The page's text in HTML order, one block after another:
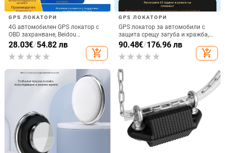
GPS ЛОКАТОРИ
4G автомобилен GPS локатор с
OBD захранване, Beidou
позициониране, Model D9,
антикрадешки тракер с аларми
за вибрация, загуба на
скорост
28.03€/54.82 лв
add_shopping_cart
GPS ЛОКАТОРИ
GPS локатор за автомобили с
защита срещу загуба и кражба,
проследяващо и записващо
устройство
90.48€/176.96 лв
add_shopping_cart